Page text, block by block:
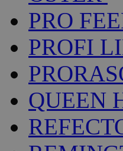
PRO
PROFI
QUEEN